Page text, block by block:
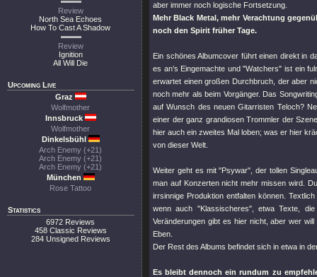
Review
North Sea Echoes
How To Cast A Shadow
Review
Ignition
All Will Die
Upcoming Live
Graz
Wolfmother
Innsbruck
Wolfmother
Dinkelsbühl
Arch Enemy (+21)
Arch Enemy (+21)
Arch Enemy (+21)
München
Rose Tattoo
Statistics
6972 Reviews
458 Classic Reviews
284 Unsigned Reviews
aber immer noch logische Fortsetzung.
Mehr Black Metal, mehr Verachtung
noch den Spirit früher Tage.
Ein schönes Albumcover führt einen direkt in
es an’s Eingemachte und"Watchers" ist ein
erwartet einen großen Durchbruch, der aber
noch mehr als beim Vorgänger. Das
auf Wunsch des neuen Gitarristen Teloch?
einer der ganz grandiosen Trommler der
hier auch ein zweites Mal loben; was er hier
von dieser Welt.
Weiter geht es mit"Psywar" , der tollen
man auf Konzerten nicht mehr missen wird.
irrsinnige Produktion entfalten können.
wenn auch "Klassischeres", etwa Texte, die
Veränderungen gibt es hier nicht, aber wer
Eben.
Der Rest des Albums befindet sich in etwa in
Es bleibt dennoch ein rundum zu